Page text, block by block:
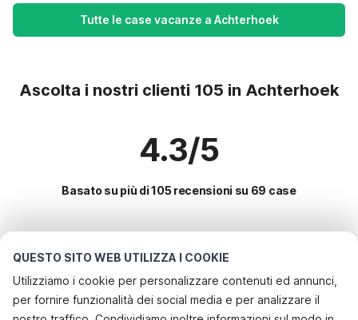
QUESTO SITO WEB UTILIZZA I COOKIE
Utilizziamo i cookie per personalizzare contenuti ed annunci,
per fornire funzionalità dei social media e per analizzare il
Tutte le case vacanze a Achterhoek
Ascolta i nostri clienti 105 in Achterhoek
4.3/5
Basato su più di 105 recensioni su 69 case
Le destinazioni più popolari per le
vacanze
Servizi più popolari per le vacanze in Achterhoek